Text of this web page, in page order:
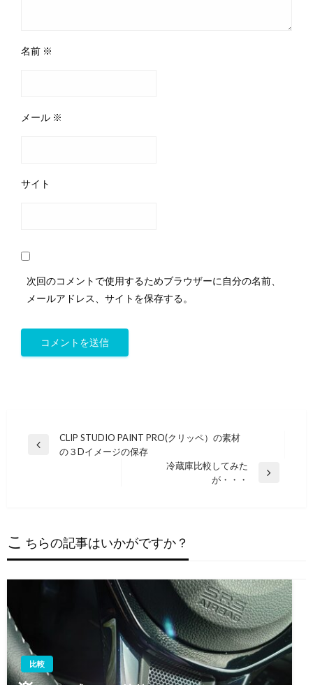
名前 ※
メール ※
サイト
次回のコメントで使用するためブラウザーに自分の名前、
メールアドレス、サイトを保存する。
投
ー
シ
ョ
CLIP STUDIO PAINT PRO(クリッペ）の素材
の３Dイメージの保存
冷蔵庫比較してみた
が・・・
こ ちらの記事はいかがですか？
比較